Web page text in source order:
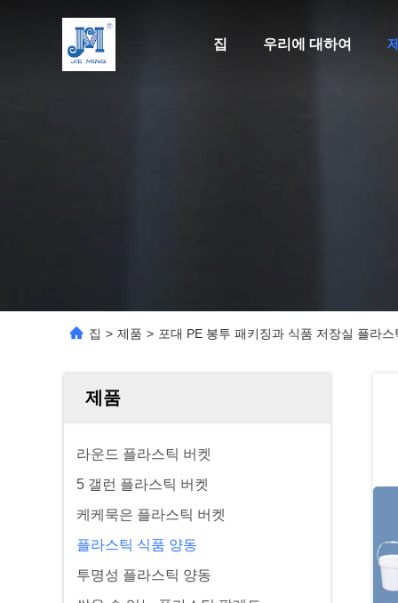
집 우리에 대하여
집 > 제품 > 포대 PE 봉투 패키징과 식품 저장실 플라스
제품
라운드 플라스틱 버켓
5 갤런 플라스틱 버켓
케케묵은 플라스틱 버켓
플라스틱 식품 양동
투명성 플라스틱 양동